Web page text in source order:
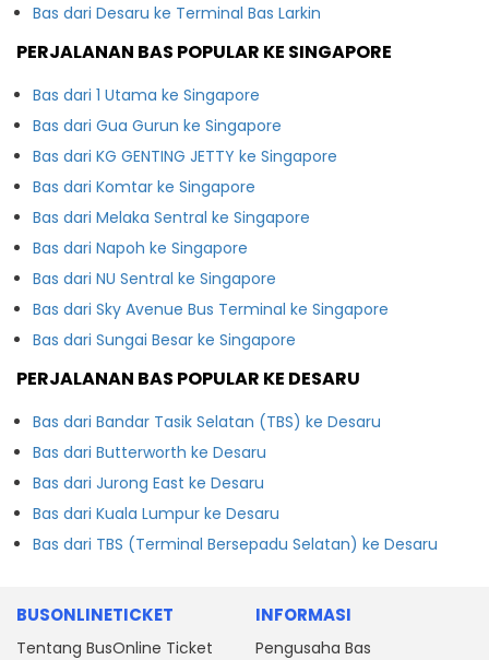
Bas dari Desaru ke Terminal Bas Larkin
PERJALANAN BAS POPULAR KE SINGAPORE
Bas dari 1 Utama ke Singapore
Bas dari Gua Gurun ke Singapore
Bas dari KG GENTING JETTY ke Singapore
Bas dari Komtar ke Singapore
Bas dari Melaka Sentral ke Singapore
Bas dari Napoh ke Singapore
Bas dari NU Sentral ke Singapore
Bas dari Sky Avenue Bus Terminal ke Singapore
Bas dari Sungai Besar ke Singapore
PERJALANAN BAS POPULAR KE DESARU
Bas dari Bandar Tasik Selatan (TBS) ke Desaru
Bas dari Butterworth ke Desaru
Bas dari Jurong East ke Desaru
Bas dari Kuala Lumpur ke Desaru
Bas dari TBS (Terminal Bersepadu Selatan) ke Desaru
BUSONLINETICKET
Tentang BusOnline Ticket
INFORMASI
Pengusaha Bas